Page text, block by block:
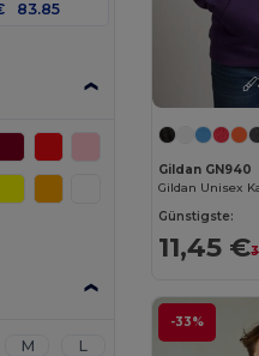
M
L
Gildan GN940
Günstigste:
11,45 €
-33%